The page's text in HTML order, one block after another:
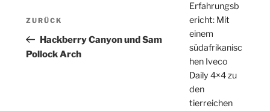
Beitragsnavigation
Vorheriger
Beitrag
ZURÜCK
Hackberry Canyon und Sam
Pollock Arch
Erfahrungsb
ericht: Mit
einem
südafrikanisc
hen Iveco
Daily 4×4 zu
den
tierreichen